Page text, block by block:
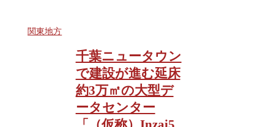
関東地方
千葉ニュータウン
で建設が進む延床
約3万㎡の大型デ
ータセンター